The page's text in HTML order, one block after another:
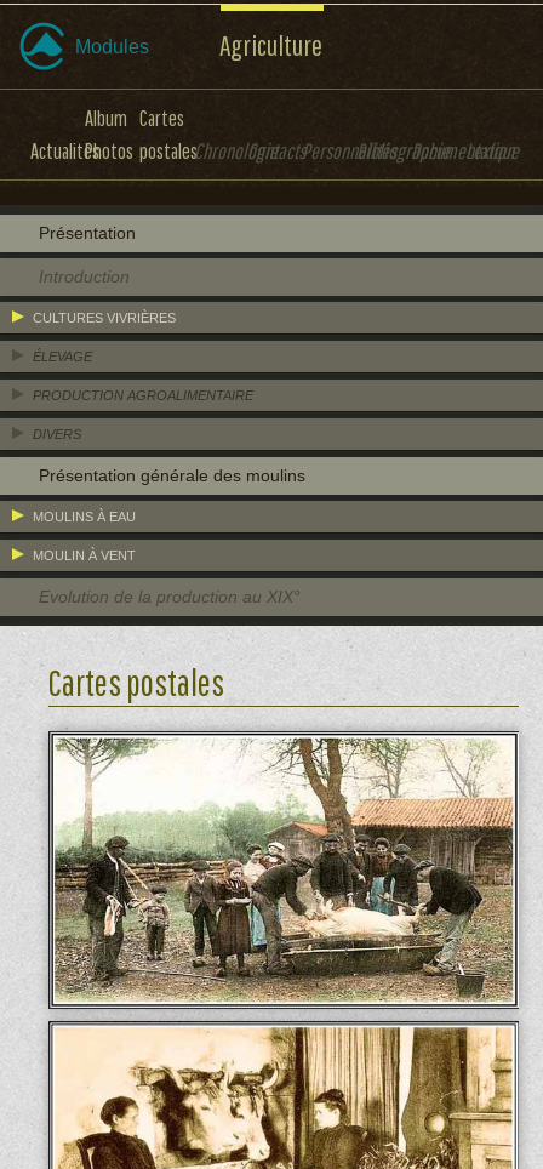
Modules Agriculture
Actualités
Album
Photos
Cartes
postalesChronologieContactsPersonnalitésBibliographieDocumentation
Lexique
Présentation
Introduction
CULTURES VIVRIÈRES
ÉLEVAGE
PRODUCTION AGROALIMENTAIRE
DIVERS
Présentation générale des moulins
MOULINS À EAU
MOULIN À VENT
Evolution de la production au XIX°
Cartes postales